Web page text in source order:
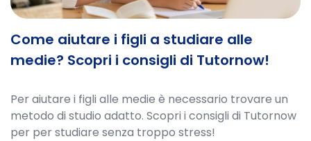
Come aiutare i figli a studiare alle
medie? Scopri i consigli di Tutornow!
Per aiutare i figli alle medie è necessario trovare un
metodo di studio adatto. Scopri i consigli di Tutornow
per per studiare senza troppo stress!